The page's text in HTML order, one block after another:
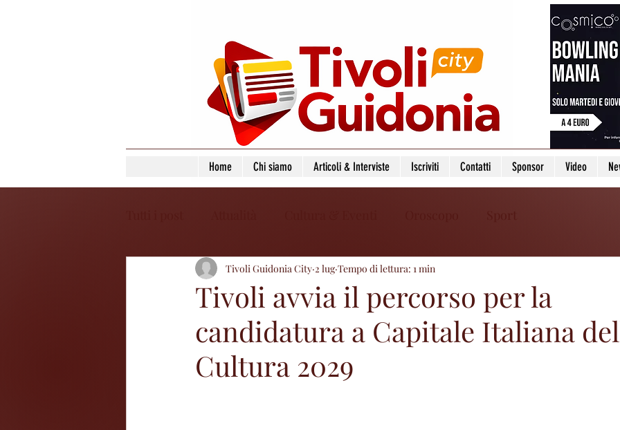
Home Chi siamo Articoli & Interviste Iscriviti Contatti Sponsor Video
Tivoli avvia il percorso per la
candidatura a Capitale Italiana
Cultura 2029
Tivoli Guidonia City 2 lug Tempo di lettura: 1 min